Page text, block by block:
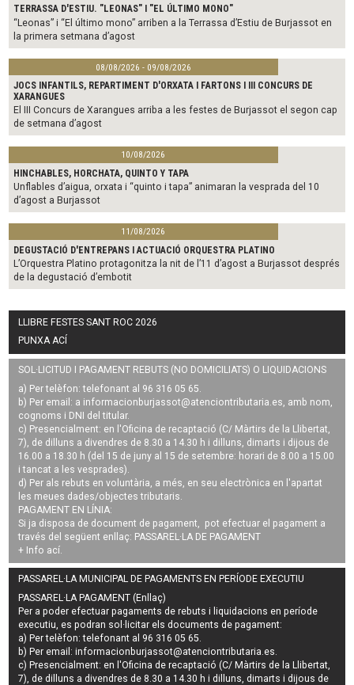
TERRASSA D'ESTIU. "LEONAS" I "EL ÚLTIMO MONO"
“Leonas” i “El último mono” arriben a la Terrassa d’Estiu de Burjassot en
la primera setmana d’agost
08/08/2026 - 09/08/2026
JOCS INFANTILS, REPARTIMENT D'ORXATA I FARTONS I III CONCURS DE
XARANGUES
El III Concurs de Xarangues arriba a les festes de Burjassot el segon cap
de setmana d’agost
10/08/2026
HINCHABLES, HORCHATA, QUINTO Y TAPA
Unflables d’aigua, orxata i “quinto i tapa” animaran la vesprada del 10
d’agost a Burjassot
11/08/2026
DEGUSTACIÓ D'ENTREPANS I ACTUACIÓ ORQUESTRA PLATINO
L’Orquestra Platino protagonitza la nit de l’11 d’agost a Burjassot després
de la degustació d’embotit
LLIBRE FESTES SANT ROC 2026
PUNXA ACÍ
SOL·LICITUD I PAGAMENT REBUTS (NO DOMICILIATS) O LIQUIDACIONS
a) Per telèfon: telefonant al 96 316 05 65.
b) Per email: a informacionburjassot@atenciontributaria.es , amb nom,
cognoms i DNI del titular.
c) Presencialment: en l'Oficina de recaptació (C/ Màrtirs de la Llibertat,
7), de dilluns a divendres de 8.30 a 14.30 h i dilluns, dimarts i dijous de
16.00 a 18.30 h (del 15 de juny al 15 de setembre: horari de 8.00 a 15.00
i tancat a les vesprades).
d) Per als rebuts en voluntària, a més, en seu electrònica en l'apartat
les meues dades/objectes tributaris.
PAGAMENT EN LÍNIA:
Si ja disposa de document de pagament, pot efectuar el pagament a
través del següent enllaç: PASSAREL·LA DE PAGAMENT
+ Info ací
PASSAREL·LA MUNICIPAL DE PAGAMENTS EN PERÍODE EXECUTIU
PASSAREL·LA PAGAMENT (Enllaç)
Per a poder efectuar pagaments derebuts i liquidacions en període
executiu, es podran sol·licitar els documents de pagament:
a) Per telèfon: telefonant al 96 316 05 65.
b) Per email:informacionburjassot@atenciontributaria.es.
c) Presencialment: en l'Oficina de recaptació (C/ Màrtirs de la Llibertat,
7), de dilluns a divendres de 8.30 a 14.30 h i dilluns, dimarts i dijous de